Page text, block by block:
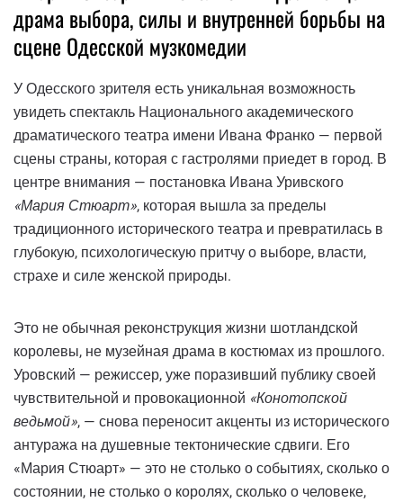
драма выбора, силы и внутренней борьбы на
сцене Одесской музкомедии
У Одесского зрителя есть уникальная возможность
увидеть спектакль Национального академического
драматического театра имени Ивана Франко — первой
сцены страны, которая с гастролями приедет в город. В
центре внимания — постановка Ивана Уривского
«Мария Стюарт», которая вышла за пределы
традиционного исторического театра и превратилась в
глубокую, психологическую притчу о выборе, власти,
страхе и силе женской природы.
Это не обычная реконструкция жизни шотландской
королевы, не музейная драма в костюмах из прошлого.
Уровский — режиссер, уже поразивший публику своей
чувствительной и провокационной «Конотопской
ведьмой», — снова переносит акценты из исторического
антуража на душевные тектонические сдвиги. Его
«Мария Стюарт» — это не столько о событиях, сколько о
состоянии, не столько о королях, сколько о человеке,